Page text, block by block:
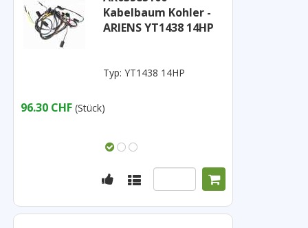
Kabelbaum Kohler -
ARIENS YT1438 14HP
Typ: YT1438 14HP
96.30 CHF (Stück)